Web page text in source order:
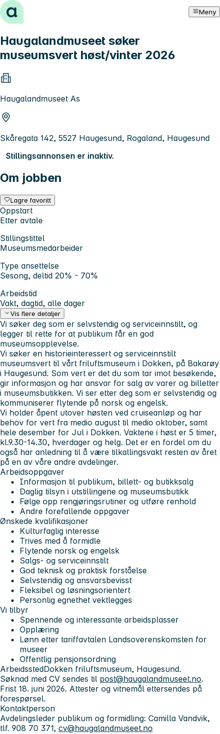
Hopp til innhold Meny
Haugalandmuseet søker
museumsvert høst/vinter 2026
Haugalandmuseet As
Skåregata 142, 5527 Haugesund, Rogaland, Haugesund
Stillingsannonsen er inaktiv.
Om jobben
Lagre favoritt
Oppstart
Etter avtale
Stillingstittel
Museumsmedarbeider
Type ansettelse
Sesong, deltid 20% - 70%
Arbeidstid
Vakt, dagtid, alle dager
Vis flere detaljer
Vi søker deg som er selvstendig og serviceinnstilt, og
legger til rette for at publikum får en god
museumsopplevelse.
Vi søker en historieinteressert og serviceinnstilt
museumsvert til vårt friluftsmuseum i Dokken, på Bakarøy
i Haugesund. Som vert er det du som tar imot besøkende,
gir informasjon og har ansvar for salg av varer og billetter
i museumsbutikken. Vi ser etter deg som er selvstendig og
kommuniserer flytende på norsk og engelsk.
Vi holder åpent utover høsten ved cruiseanløp og har
behov for vert fra medio august til medio oktober, samt
hele desember for Jul i Dokken. Vaktene i høst er 5 timer,
kl.9.30-14.30, hverdager og helg. Det er en fordel om du
også har anledning til å være tilkallingsvakt resten av året
på en av våre andre avdelinger.
Arbeidsoppgaver
Informasjon til publikum, billett- og butikksalg
Daglig tilsyn i utstillingene og museumsbutikk
Følge opp rengjøringsrutiner og utføre renhold
Andre forefallende oppgaver
Ønskede kvalifikasjoner
Kulturfaglig interesse
Trives med å formidle
Flytende norsk og engelsk
Salgs- og serviceinnstilt
God teknisk og praktisk forståelse
Selvstendig og ansvarsbevisst
Fleksibel og løsningsorientert
Personlig egnethet vektlegges
Vi tilbyr
Spennende og interessante arbeidsplasser
Opplæring
Lønn etter tariffavtalen Landsoverenskomsten for
museer
Offentlig pensjonsordning
ArbeidsstedDokken friluftsmuseum, Haugesund.
Søknad med CV sendes til post@haugalandmuseet.no.
Frist 18. juni 2026. Attester og vitnemål ettersendes på
forespørsel.
Kontaktperson
Avdelingsleder publikum og formidling: Camilla Vandvik,
tlf. 908 70 371, cv@haugalandmuseet.no